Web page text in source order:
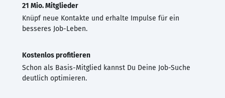
21 Mio. Mitglieder
Knüpf neue Kontakte und erhalte Impulse für ein
besseres Job-Leben.
Kostenlos profitieren
Schon als Basis-Mitglied kannst Du Deine Job-Suche
deutlich optimieren.